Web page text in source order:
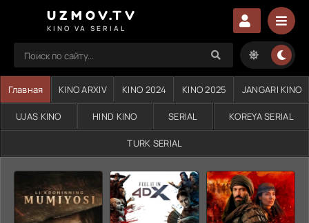
UZMOV.TV
KINO VA SERIAL
Главная KINO ARXIV KINO 2024 KINO 2025 JANGARI KINO
UJAS KINO HIND KINO SERIAL KOREYA SERIAL
TURK SERIAL